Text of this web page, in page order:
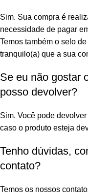
Sim. Sua compra é
necessidade de pagar
Temos também o selo
tranquilo(a) que a sua
Se eu não gostar
posso devolver?
Sim. Você pode
caso o produto esteja
Tenho dúvidas,
contato?
Temos os nossos